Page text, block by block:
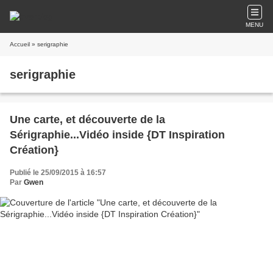
MENU
Accueil » serigraphie
serigraphie
Une carte, et découverte de la
Sérigraphie...Vidéo inside {DT Inspiration
Création}
Publié le 25/09/2015 à 16:57
Par Gwen